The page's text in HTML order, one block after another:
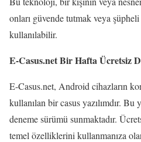
onları güvende tutmak veya
kullanılabilir.
E-Casus.net Bir Hafta Ücretsiz
E-Casus.net, Android cihazların
kullanılan bir casus yazılımdır. Bu
deneme sürümü sunmaktadır.
temel özelliklerini kullanmanıza